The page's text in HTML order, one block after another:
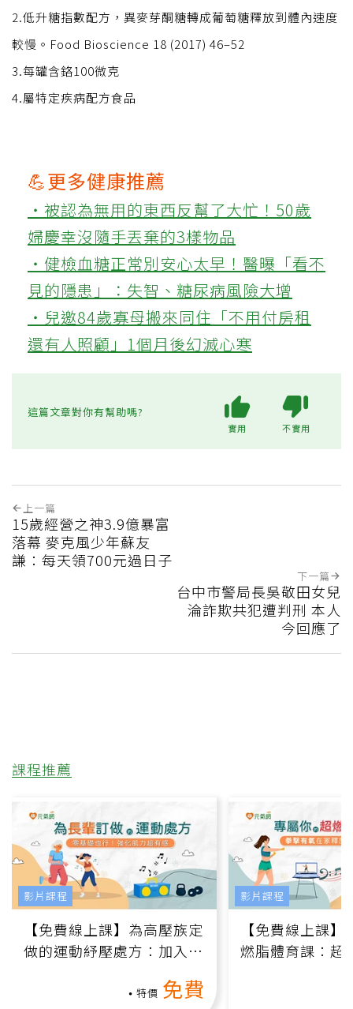
2.低升糖指數配方，異麥芽酮糖轉成葡萄糖釋放到體內速度
較慢。Food Bioscience 18 (2017) 46–52
3.每罐含鉻100微克
4.屬特定疾病配方食品
💪更多健康推薦
‧被認為無用的東西反幫了大忙！50歲
婦慶幸沒隨手丟棄的3樣物品
‧健檢血糖正常別安心太早！醫曝「看不
見的隱患」：失智、糖尿病風險大增
‧兒邀84歲寡母搬來同住「不用付房租
還有人照顧」1個月後幻滅心寒
這篇文章對你有幫助嗎?
實用 不實用
上一篇
15歲經營之神3.9億暴富
落幕 麥克風少年蘇友
謙：每天領700元過日子
下一篇
台中市警局長吳敬田女兒
淪詐欺共犯遭判刑 本人
今回應了
課程推薦
【免費線上課】為高壓族定
做的運動紓壓處方：加入行
特價 免費
影片課程
【免費線上課
燃脂體育課：超
影片課程